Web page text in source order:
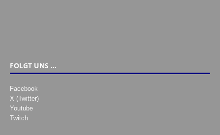
FOLGT UNS …
Facebook
X (Twitter)
Youtube
Twitch